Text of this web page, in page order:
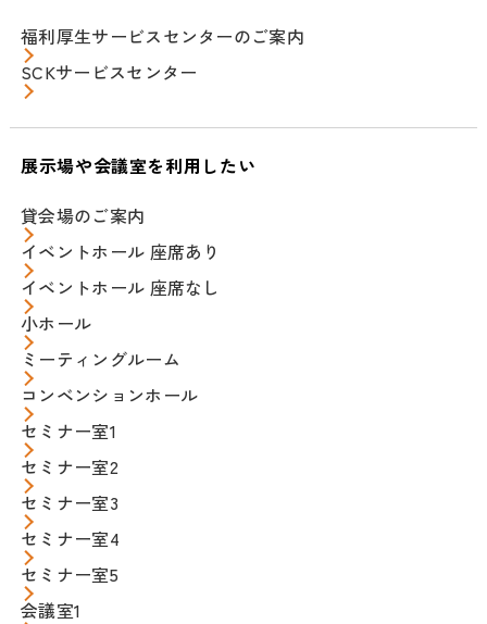
福利厚生サービスセンターのご案内
SCKサービスセンター
展示場や会議室を利用したい
貸会場のご案内
イベントホール 座席あり
イベントホール 座席なし
小ホール
ミーティングルーム
コンベンションホール
セミナー室1
セミナー室2
セミナー室3
セミナー室4
セミナー室5
会議室1